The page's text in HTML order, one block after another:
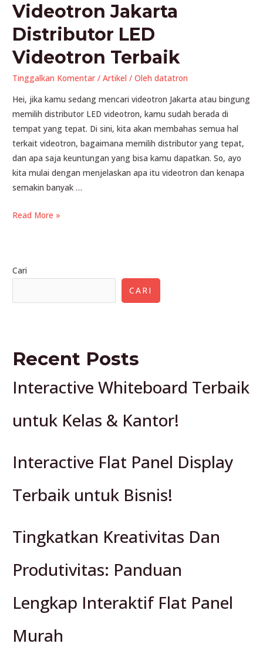
Videotron Jakarta
Distributor LED
Videotron Terbaik
Tinggalkan Komentar /Artikel / Olehdatatron
Hei, jika kamu sedang mencari videotron Jakarta atau bingung
memilih distributor LED videotron, kamu sudah berada di
tempat yang tepat. Di sini, kita akan membahas semua hal
terkait videotron, bagaimana memilih distributor yang tepat,
dan apa saja keuntungan yang bisa kamu dapatkan. So, ayo
kita mulai dengan menjelaskan apa itu videotron dan kenapa
semakin banyak …
Videotron
Videotron
Read More »
Cari
CARI
Recent Posts
Interactive Whiteboard Terbaik
untuk Kelas & Kantor!
Interactive Flat Panel Display
Terbaik untuk Bisnis!
Tingkatkan Kreativitas Dan
Produtivitas: Panduan
Lengkap Interaktif Flat Panel
Murah